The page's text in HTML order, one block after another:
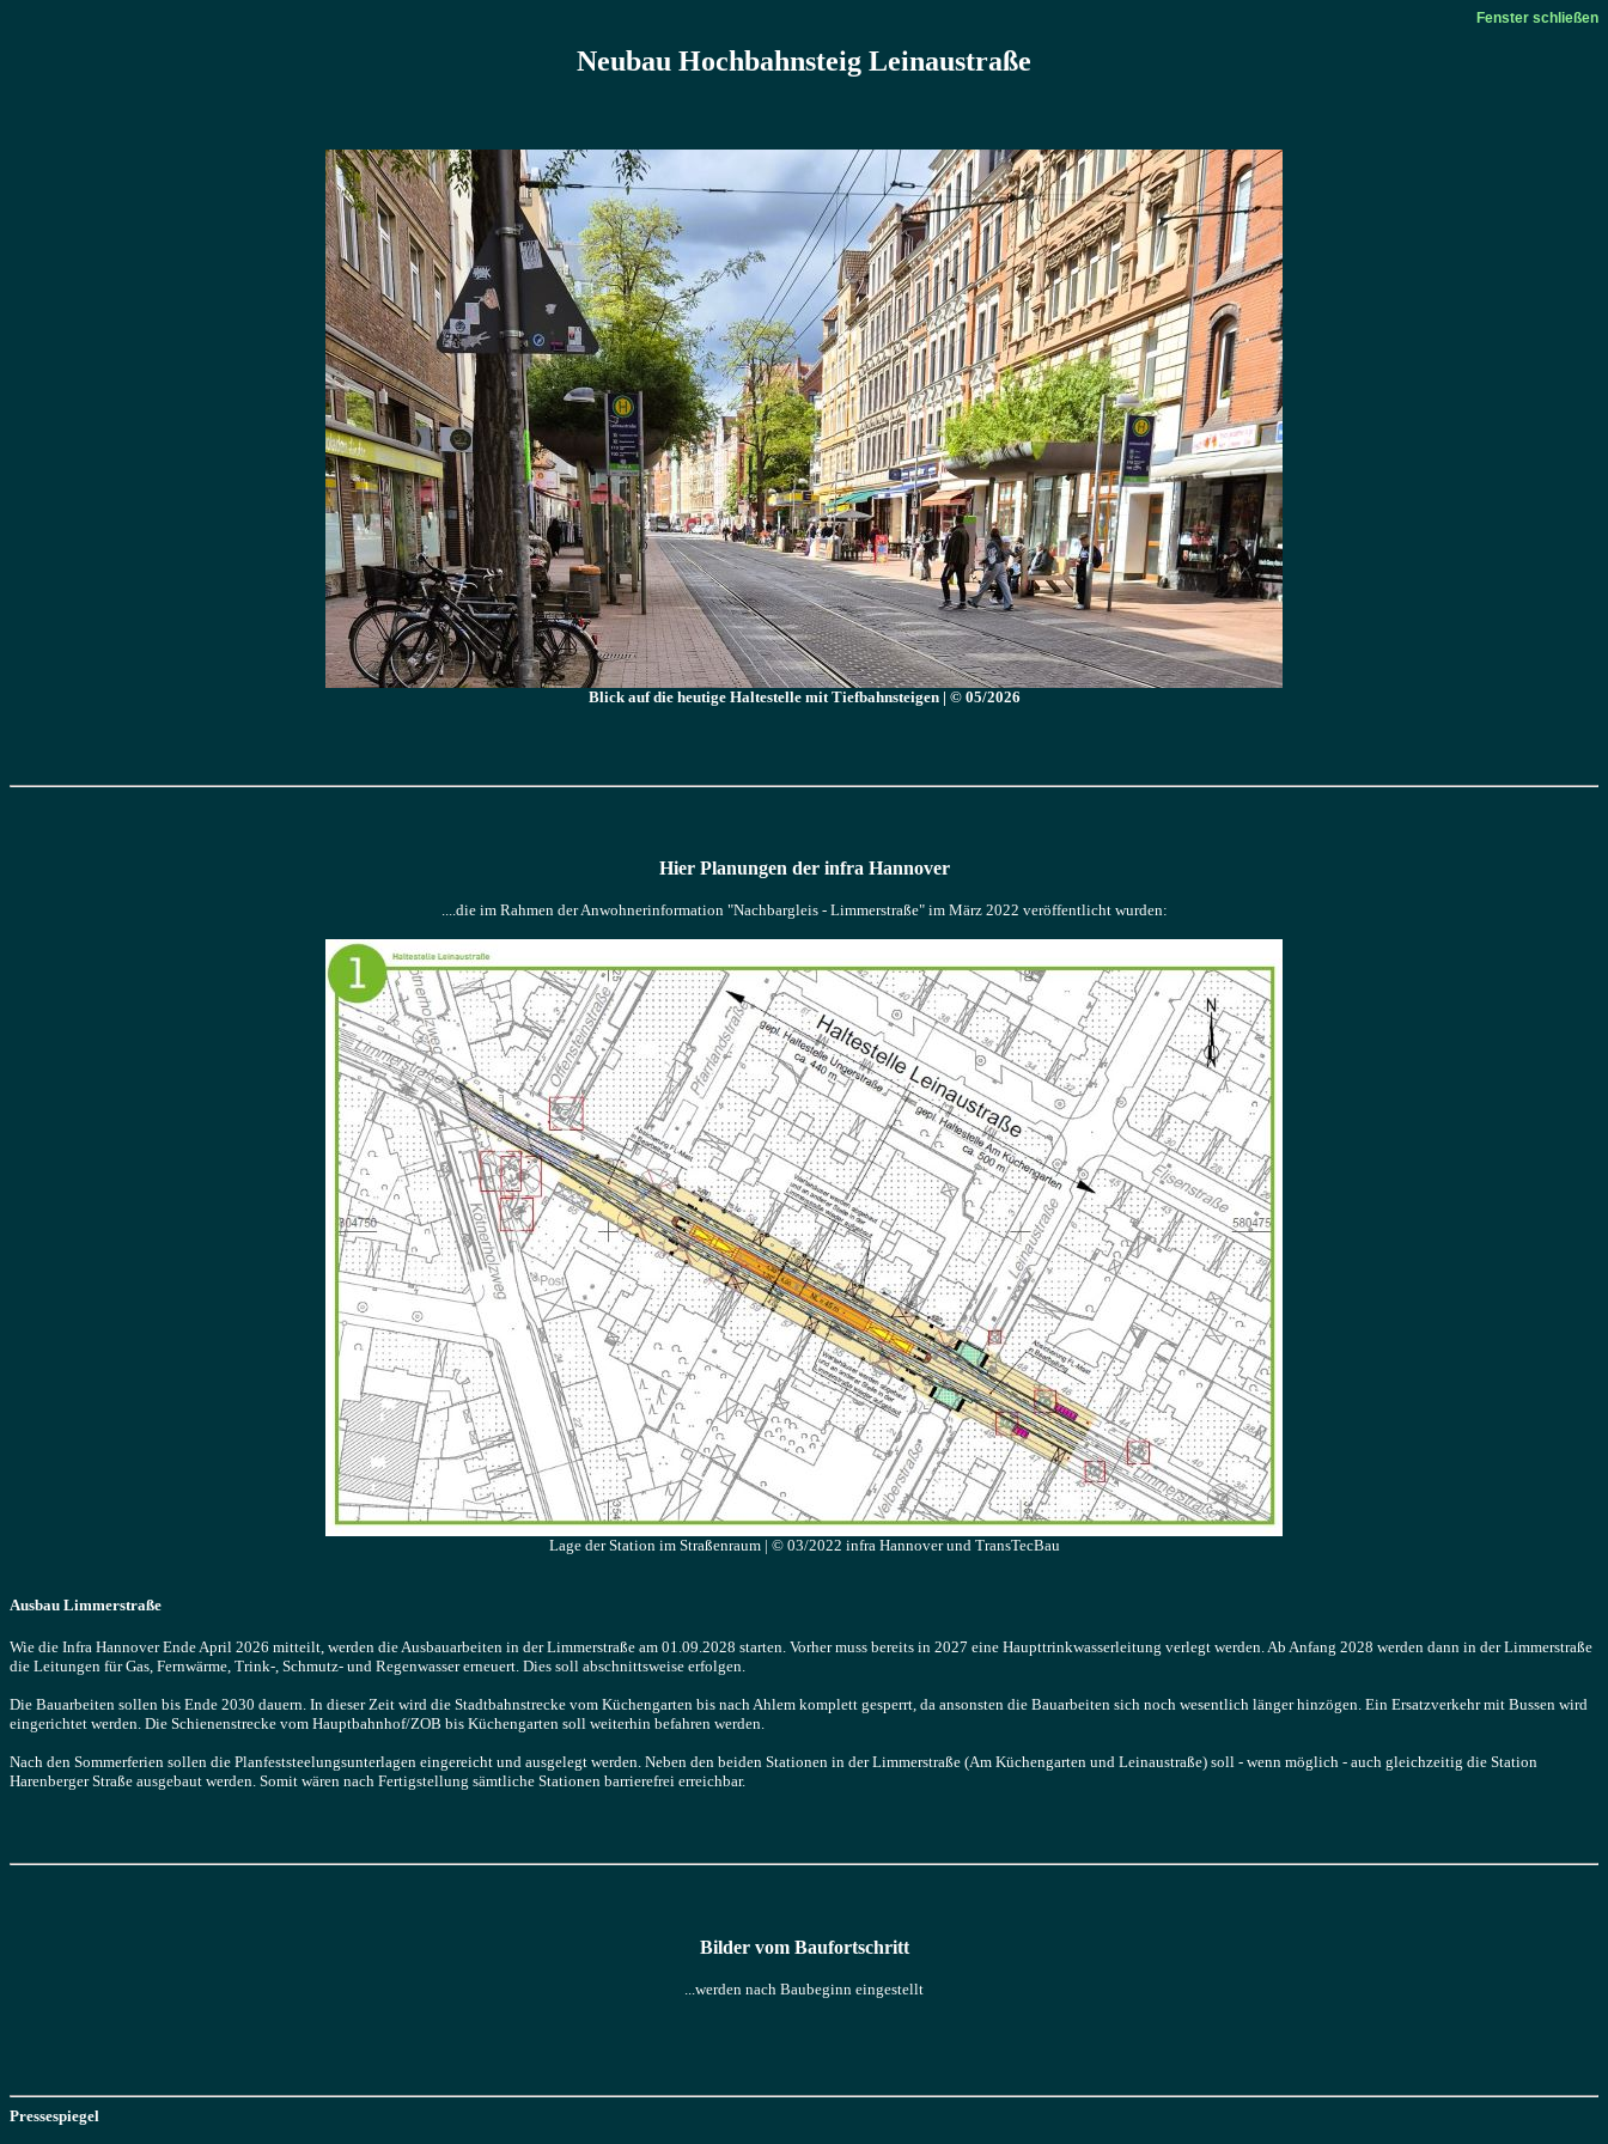
Fenster schließen
Neubau Hochbahnsteig Leinaustraße
Blick auf die heutige Haltestelle mit Tiefbahnsteigen | © 05/2026
Hier Planungen der infra Hannover
....die im Rahmen der Anwohnerinformation "Nachbargleis - Limmerstraße" im März 2022 veröffentlicht wurden:
Lage der Station im Straßenraum | © 03/2022 infra Hannover und TransTecBau
Ausbau Limmerstraße
Wie die Infra Hannover Ende April 2026 mitteilt, werden die Ausbauarbeiten in der Limmerstraße am 01.09.2028 starten. Vorher muss bereits in 2027 eine Haupttrinkwasserleitung verlegt werden. Ab Anfang 2028 werden dann in der Limmerstraße
die Leitungen für Gas, Fernwärme, Trink-, Schmutz- und Regenwasser erneuert. Dies soll abschnittsweise erfolgen.
Die Bauarbeiten sollen bis Ende 2030 dauern. In dieser Zeit wird die Stadtbahnstrecke vom Küchengarten bis nach Ahlem komplett gesperrt, da ansonsten die Bauarbeiten sich noch wesentlich länger hinzögen. Ein Ersatzverkehr mit Bussen wird
eingerichtet werden. Die Schienenstrecke vom Hauptbahnhof/ZOB bis Küchengarten soll weiterhin befahren werden.
Nach den Sommerferien sollen die Planfeststeelungsunterlagen eingereicht und ausgelegt werden. Neben den beiden Stationen in der Limmerstraße (Am Küchengarten und Leinaustraße) soll - wenn möglich - auch gleichzeitig die Station
Harenberger Straße ausgebaut werden. Somit wären nach Fertigstellung sämtliche Stationen barrierefrei erreichbar.
Bilder vom Baufortschritt
...werden nach Baubeginn eingestellt
Pressespiegel